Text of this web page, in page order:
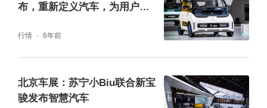
布，重新定义汽车，为用户出
行情 6年前
北京车展：苏宁小Biu联合新宝
骏发布智慧汽车